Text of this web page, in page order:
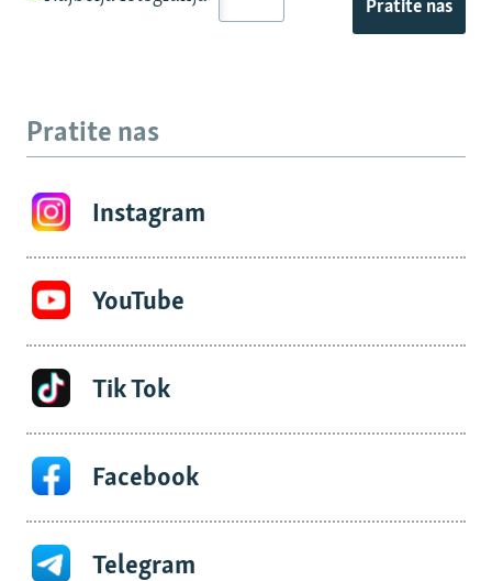
Pratite nas
Pratite nas
Instagram
YouTube
Tik Tok
Facebook
Telegram